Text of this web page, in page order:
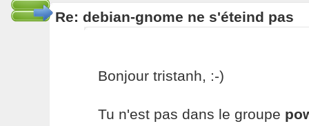
Re: debian-gnome ne s'éteind pas
Bonjour tristanh, :-)
Tu n'est pas dans le groupe